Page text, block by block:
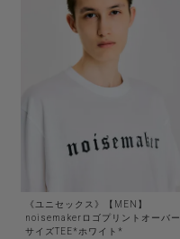
《ユニセックス》【MEN】
noisemakerロゴプリントオーバー
サイズTEE*ホワイト*